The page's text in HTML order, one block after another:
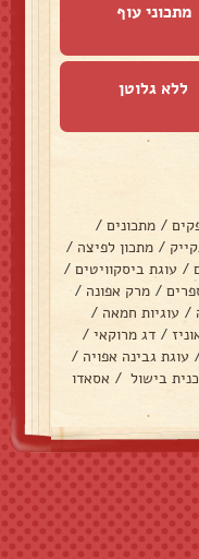
מתכוני עוף
ללא גלוטן
/ מתכונים /
/ מתכון לפיצה /
/ עוגת ביסקוויטים /
/ מרק אפונה /
/ עוגיות חמאה /
/ דג מרוקאי /
עוגת גבינה אפויה /
בישול / אסאדו